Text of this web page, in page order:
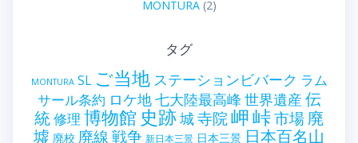
MONTURA(2)
タグ
MONTURA SL ご当地 ステーションビバーク ラム
サール条約 ロケ地七大陸最高峰 世界遺産 伝
統修理 博物館 史跡城寺院岬峠市場 廃
墟 廃校 廃線戦争 新日本三景 日本三景 日本百名山